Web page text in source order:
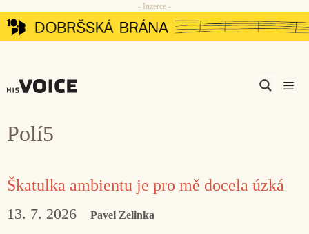
Přeskočit
na
- Inzerce -
Polí5
Škatulka ambientu je pro mě docela úzká
13. 7. 2026 Pavel Zelinka